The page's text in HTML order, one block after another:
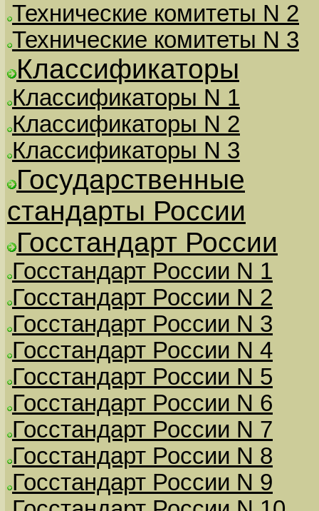
Технические комитеты N 2
Технические комитеты N 3
Классификаторы
Классификаторы N 1
Классификаторы N 2
Классификаторы N 3
Государственные
стандарты России
Госстандарт России
Госстандарт России N 1
Госстандарт России N 2
Госстандарт России N 3
Госстандарт России N 4
Госстандарт России N 5
Госстандарт России N 6
Госстандарт России N 7
Госстандарт России N 8
Госстандарт России N 9